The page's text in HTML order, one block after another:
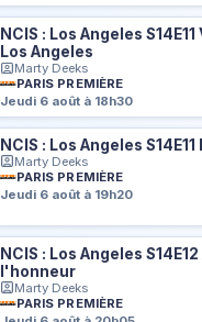
NCIS : Los Angeles
Los Angeles
Marty Deeks
PARIS PREMIÈRE
Jeudi 6 août à 18h30
NCIS : Los Angeles
Marty Deeks
PARIS PREMIÈRE
Jeudi 6 août à 19h20
NCIS : Los Angeles
l'honneur
Marty Deeks
PARIS PREMIÈRE